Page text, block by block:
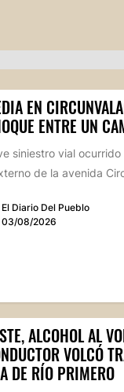
EN
ENTRE UN
siniestro vial
de la avenida
El Diario Del Pueblo
03/08/2026
ALCOHOL AL
VOLCÓ
DE RÍO PRIMERO